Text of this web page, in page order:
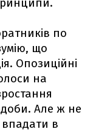
по
що
Опозиційні
на
Але ж не
в